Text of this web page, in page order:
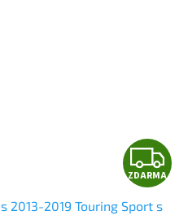
Z
D
ZDARMA
2013-2019 Touring Sport s